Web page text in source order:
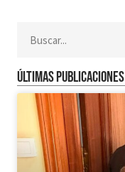
Últimas publicaciones